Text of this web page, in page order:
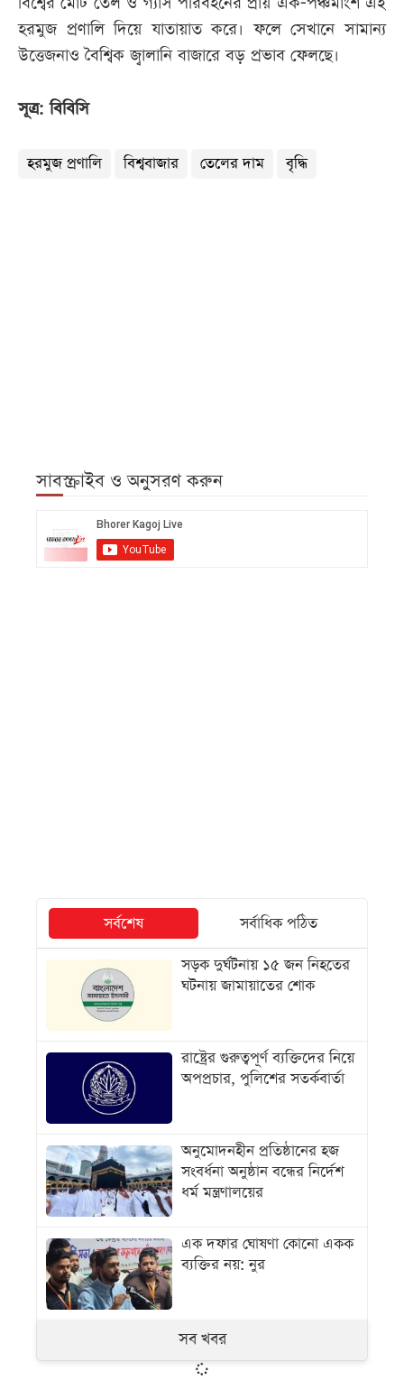
হরমুজ প্রণালি দিয়ে যাতায়াত করে। ফলে সেখানে সামান্য
উত্তেজনাও বৈশ্বিক জ্বালানি বাজারে বড় প্রভাব ফেলছে।
সূত্র: বিবিসি
হরমুজ প্রণালি বিশ্ববাজার তেলের দাম বৃদ্ধি
সাবস্ক্রাইব ও অনুসরণ করুন
সর্বশেষ
সর্বাধিক পঠিত
সড়ক দুর্ঘটনায় ১৫ জন নিহতের
ঘটনায় জামায়াতের শোক
রাষ্ট্রের গুরুত্বপূর্ণ ব্যক্তিদের নিয়ে
অপপ্রচার, পুলিশের সতর্কবার্তা
অনুমোদনহীন প্রতিষ্ঠানের হজ
সংবর্ধনা অনুষ্ঠান বন্ধের নির্দেশ
ধর্ম মন্ত্রণালয়ের
এক দফার ঘোষণা কোনো একক
ব্যক্তির নয়: নুর
সব খবর